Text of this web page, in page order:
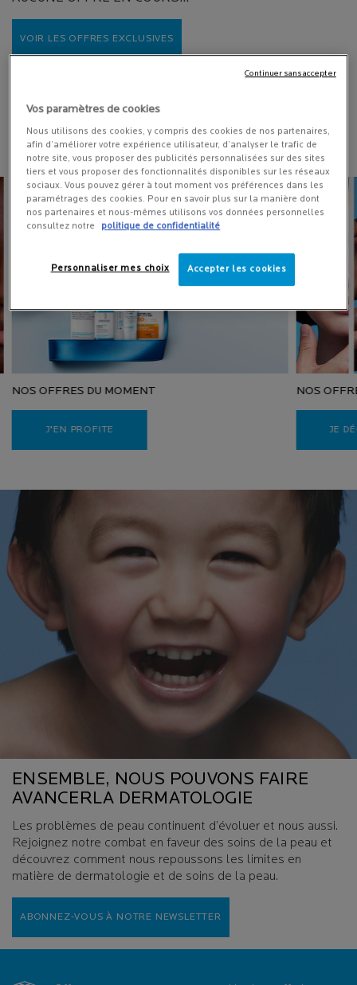
VOIR LES OFFRES EXCLUSIVES
DÉCOUVREZ ÉGALEMENT
NOS OFFRES DU MOMENT
J'EN PROFITE
NOS
JE
ENSEMBLE, NOUS POUVONS FAIRE
AVANCERLA DERMATOLOGIE
Les problèmes de peau continuent d’évoluer et nous aussi.
Rejoignez notre combat en faveur des soins de la peau et
découvrez comment nous repoussons les limites en
matière de dermatologie et de soins de la peau.
ABONNEZ-VOUS À NOTRE NEWSLETTER
Vos paramètres de cookies
Nous utilisons des cookies, y compris des cookies de nos partenaires,
afin d’améliorer votre expérience utilisateur, d’analyser le trafic de
notre site, vous proposer des publicités personnalisées sur des sites
tiers et vous proposer des fonctionnalités disponibles sur les réseaux
sociaux. Vous pouvez gérer à tout moment vos préférences dans les
paramétrages des cookies. Pour en savoir plus sur la manière dont
nos partenaires et nous-mêmes utilisons vos données personnelles
consultez notre
politique de confidentialité
Accepter les cookies
Personnaliser mes choix
Continuer sans accepter